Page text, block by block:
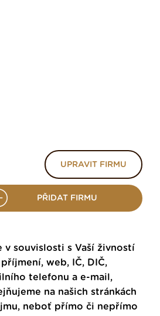
UPRAVIT FIRMU
PŘIDAT FIRMU
v souvislosti s Vaší živností
web, IČ, DIČ,
telefonu a e-mail,
na našich stránkách
neboť přímo či nepřímo